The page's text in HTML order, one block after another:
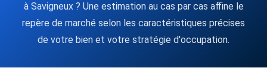
à Savigneux ? Une estimation au cas par cas affine le
repère de marché selon les caractéristiques précises
de votre bien et votre stratégie d'occupation.